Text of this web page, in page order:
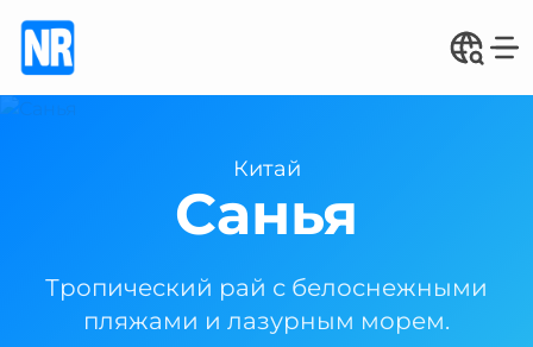
Китай
Санья
Тропический рай с белоснежными
пляжами и лазурным морем.